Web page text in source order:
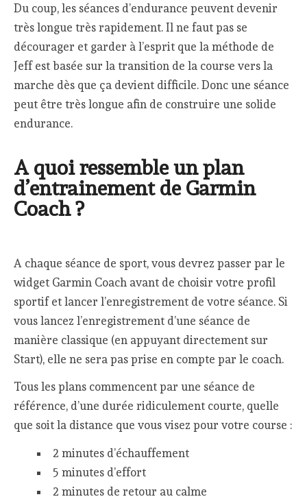
Du coup, les séances d’endurance peuvent devenir
très longue très rapidement. Il ne faut pas se
décourager et garder à l’esprit que la méthode de
Jeff est basée sur la transition de la course vers la
marche dès que ça devient difficile. Donc une séance
peut être très longue afin de construire une solide
endurance.
A quoi ressemble un plan
d’entrainement de Garmin
Coach ?
A chaque séance de sport, vous devrez passer par le
widget Garmin Coach avant de choisir votre profil
sportif et lancer l’enregistrement de votre séance. Si
vous lancez l’enregistrement d’une séance de
manière classique (en appuyant directement sur
Start), elle ne sera pas prise en compte par le coach.
Tous les plans commencent par une séance de
référence, d’une durée ridiculement courte, quelle
que soit la distance que vous visez pour votre course :
2 minutes d’échauffement
5 minutes d’effort
2 minutes de retour au calme